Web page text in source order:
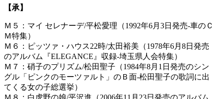
【承】
Ｍ５：マイ セレナーデ/平松愛理（1992年6月3日発売-車のＣ
Ｍ特集）
Ｍ６：ピッツァ・ハウス22時/太田裕美（1978年6月8日発売
のアルバム『ELEGANCE』収録-埼玉県人会特集）
Ｍ７：硝子のプリズム/松田聖子（1984年8月1日発売のシン
グル「ピンクのモーツァルト」のＢ面-松田聖子の歌詞に出
てくる女の子総選挙）